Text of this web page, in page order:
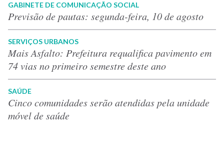
GABINETE DE COMUNICAÇÃO SOCIAL
Previsão de pautas: segunda-feira, 10 de agosto
SERVIÇOS URBANOS
Mais Asfalto: Prefeitura requalifica pavimento em
74 vias no primeiro semestre deste ano
SAÚDE
Cinco comunidades serão atendidas pela unidade
móvel de saúde